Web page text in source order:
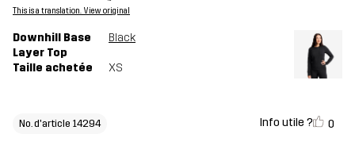
This is a translation. View original
Downhill Base
Layer Top
Black
Taille achetée XS
No. d'article 14294 Info utile ? 0